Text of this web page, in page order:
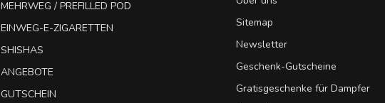
MEHRWEG / PREFILLED POD
EINWEG-E-ZIGARETTEN
SHISHAS
ANGEBOTE
GUTSCHEIN
Sitemap
Newsletter
Geschenk-Gutscheine
Gratisgeschenke für Dampfer